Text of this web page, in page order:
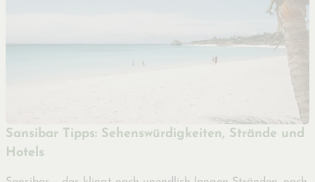
Sansibar Tipps: Sehenswürdigkeiten, Strände und
Hotels